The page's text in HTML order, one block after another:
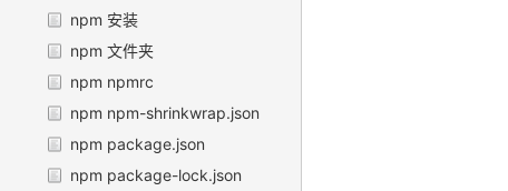
npm 安装
npm 文件夹
npm npmrc
npm npm-shrinkwrap.json
npm package.json
npm package-lock.json